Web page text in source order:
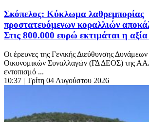
Σκόπελος: Κύκλωμα λαθρεμπορίας
προστατευόμενων κοραλλιών
Στις 800.000 ευρώ εκτιμάται η
Οι έρευνες της Γενικής Διεύθυνσης
Οικονομικών Συναλλαγών (ΓΔ ΔΕΟΣ) της
εντοπισμό ...
10:37 | Τρίτη 04 Αυγούστου 2026